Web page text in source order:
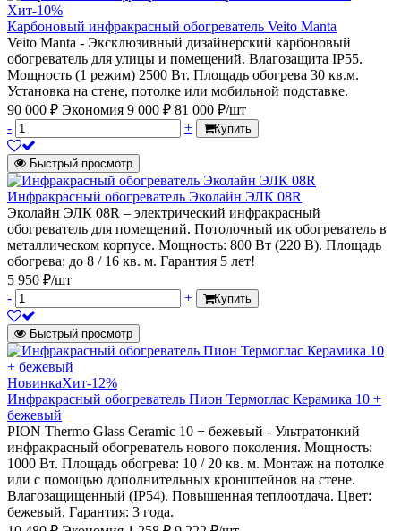
Хит-10%
Карбоновый инфракрасный обогреватель Veito Manta
Veito Manta - Эксклюзивный дизайнерский карбоновый
обогреватель для улицы и помещений. Влагозащита IP55.
Мощность (1 режим) 2500 Вт. Площадь обогрева 30 кв.м.
Установка на стене, потолке или мобильной подставке.
90 000 ₽ Экономия 9 000 ₽ 81 000 ₽/шт
-
+ Купить
Быстрый просмотр
Инфракрасный обогреватель Эколайн ЭЛК 08R
Эколайн ЭЛК 08R – электрический инфракрасный
обогреватель для помещений. Потолочный ик обогреватель в
металлическом корпусе. Мощность: 800 Вт (220 В). Площадь
обогрева: до 8 / 16 кв. м. Гарантия 5 лет!
5 950 ₽/шт
-
+ Купить
Быстрый просмотр
НовинкаХит-12%
Инфракрасный обогреватель Пион Термоглас Керамика 10 +
бежевый
PION Thermo Glass Ceramic 10 + бежевый - Ультратонкий
инфракрасный обогреватель нового поколения. Мощность:
1000 Вт. Площадь обогрева: 10 / 20 кв. м. Монтаж на потолке
или с помощью дополнительных кронштейнов на стене.
Влагозащищенный (IP54). Повышенная теплоотдача. Цвет:
бежевый. Гарантия: 3 года.